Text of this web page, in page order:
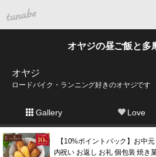
tuna.be
オヤジの昼ご飯と多
オヤジ
ロードバイク・ランニング好きのオヤジです
Gallery Love
【10%ポイントバック】お中
内祝い お返し お礼 個包装 焼き